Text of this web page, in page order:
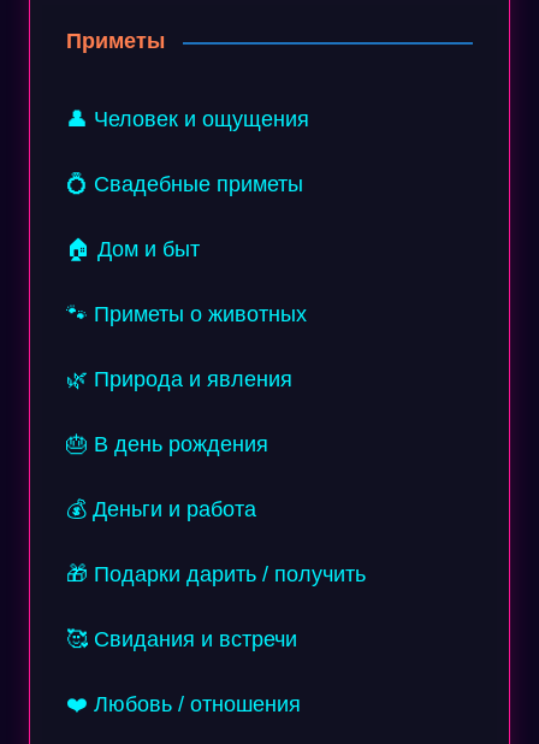
Приметы
👤 Человек и ощущения
💍 Свадебные приметы
🏠 Дом и быт
🐾 Приметы о животных
🌿 Природа и явления
🎂 В день рождения
💰 Деньги и работа
🎁 Подарки дарить / получить
🥰 Свидания и встречи
❤️ Любовь / отношения